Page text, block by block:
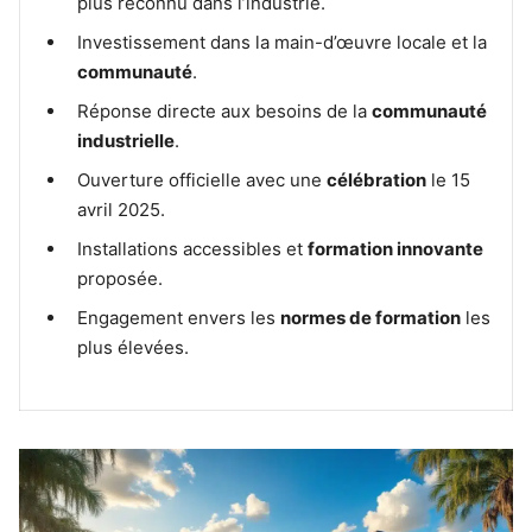
Investissement dans la main-d’œuvre locale et la
communauté.
Réponse directe aux besoins de la communauté
industrielle.
Ouverture officielle avec une célébration le 15
avril 2025.
Installations accessibles et formation innovante
proposée.
Engagement envers les normes de formation les
plus élevées.